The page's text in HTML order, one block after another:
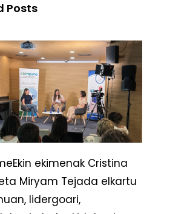
Posts
ekimenak Cristina
Miryam Tejada elkartu
lidergoari,